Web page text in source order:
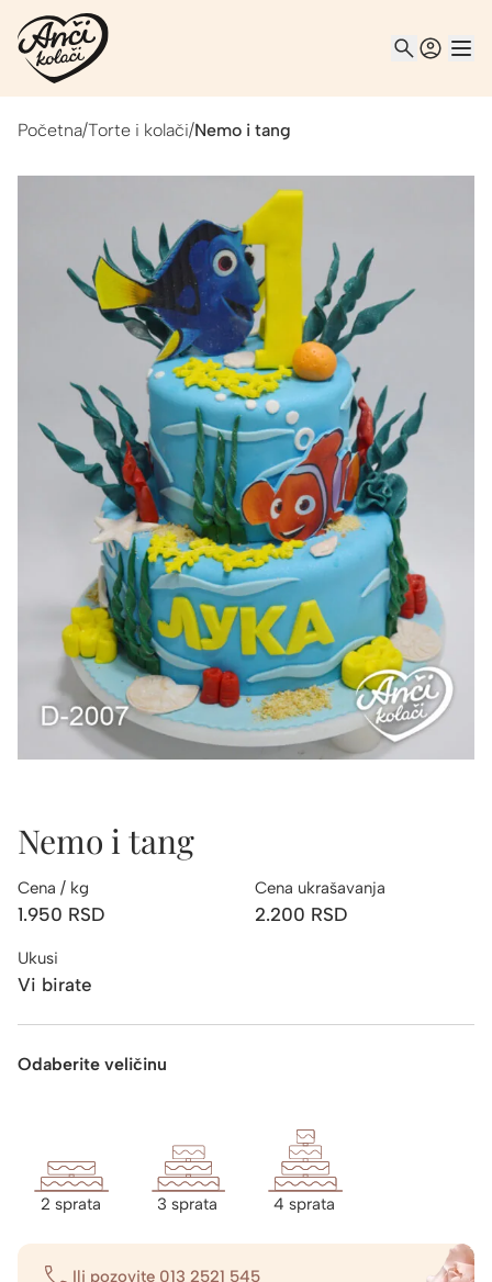
Početna/Torte i kolači/Nemo i tang
Nemo i tang
Cena / kg
1.950 RSD
Cena ukrašavanja
2.200 RSD
Ukusi
Vi birate
Odaberite veličinu
2 sprata 3 sprata 4 sprata
Ili pozovite 013 2521 545